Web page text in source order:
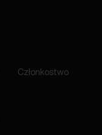
Członkostwo